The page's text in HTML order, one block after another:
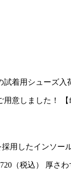
試着用シューズ入
意しました！
採用したインソー
（税込） 厚